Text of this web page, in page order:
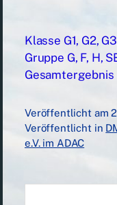
Klasse G1, G2,
Gruppe G, F, H,
Gesamtergebnis
Veröffentlicht am
Veröffentlicht in
e.V. im ADAC